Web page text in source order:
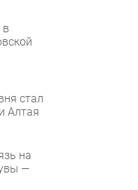
в
стал
Алтая
на
—